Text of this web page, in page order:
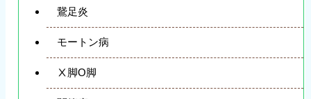
鵞足炎
モートン病
Ⅹ脚O脚